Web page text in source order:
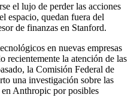
el lujo de perder las acciones
espacio, quedan fuera del
de finanzas en Stanford.
en nuevas empresas
recientemente la atención de las
la Comisión Federal de
una investigación sobre las
Anthropic por posibles